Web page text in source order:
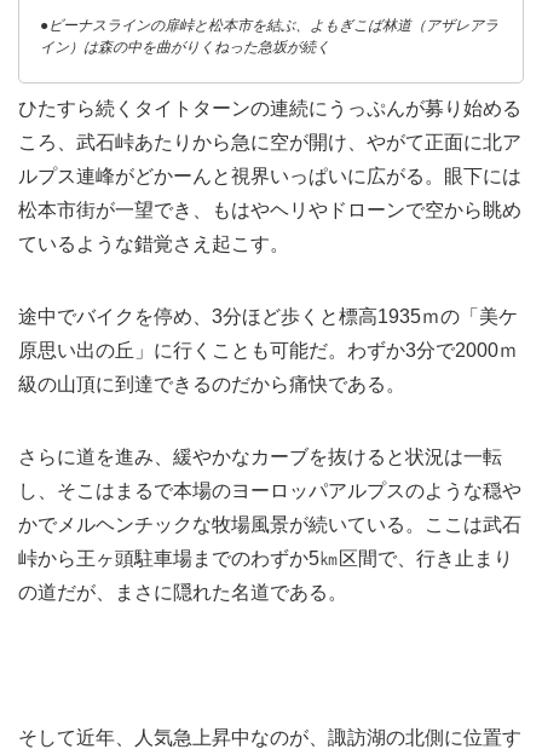
●ビーナスラインの扉峠と松本市を結ぶ、よもぎこば林道（アザレアラ
イン）は森の中を曲がりくねった急坂が続く
ひたすら続くタイトターンの連続にうっぷんが募り始める
ころ、武石峠あたりから急に空が開け、やがて正面に北ア
ルプス連峰がどかーんと視界いっぱいに広がる。眼下には
松本市街が一望でき、もはやヘリやドローンで空から眺め
ているような錯覚さえ起こす。
途中でバイクを停め、3分ほど歩くと標高1935ｍの「美ケ
原思い出の丘」に行くことも可能だ。わずか3分で2000ｍ
級の山頂に到達できるのだから痛快である。
さらに道を進み、緩やかなカーブを抜けると状況は一転
し、そこはまるで本場のヨーロッパアルプスのような穏や
かでメルヘンチックな牧場風景が続いている。ここは武石
峠から王ヶ頭駐車場までのわずか5㎞区間で、行き止まり
の道だが、まさに隠れた名道である。
そして近年、人気急上昇中なのが、諏訪湖の北側に位置す